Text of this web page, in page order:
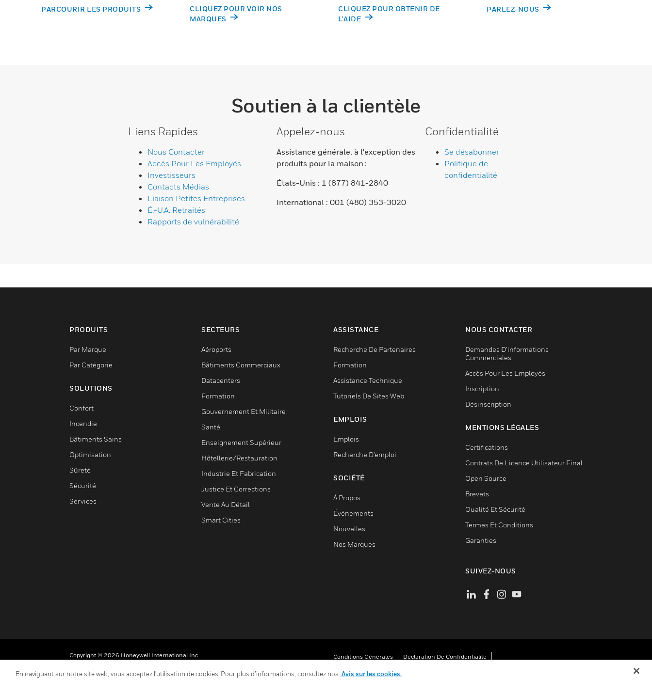
PARCOURIR LES PRODUITS
CLIQUEZ POUR VOIR NOS
MARQUES
CLIQUEZ POUR OBTENIR DE
L'AIDE
PARLEZ-NOUS
Soutien à la clientèle
Liens Rapides
Nous Contacter
Accès Pour Les Employés
Investisseurs
Contacts Médias
Liaison Petites Entreprises
É.-U.A. Retraités
Rapports de vulnérabilité
Appelez-nous
Assistance générale, à l'exception des
produits pour la maison :
États-Unis : 1 (877) 841-2840
International : 001 (480) 353-3020
Confidentialité
Se désabonner
Politique de
confidentialité
PRODUITS
Par Marque
Par Catégorie
SOLUTIONS
Confort
Incendie
Bâtiments Sains
Optimisation
Sûreté
Sécurité
Services
SECTEURS
Aéroports
Bâtiments Commerciaux
Datacenters
Formation
Gouvernement Et Militaire
Santé
Enseignement Supérieur
Hôtellerie/Restauration
Industrie Et Fabrication
Justice Et Corrections
Vente Au Détail
Smart Cities
ASSISTANCE
Recherche De Partenaires
Formation
Assistance Technique
Tutoriels De Sites Web
EMPLOIS
Emplois
Recherche D'emploi
SOCIÉTÉ
À Propos
Événements
Nouvelles
Nos Marques
NOUS CONTACTER
Demandes D’informations
Commerciales
Accès Pour Les Employés
Inscription
Désinscription
MENTIONS LÉGALES
Certifications
Contrats De Licence Utilisateur Final
Open Source
Brevets
Qualité Et Sécurité
Termes Et Conditions
Garanties
SUIVEZ-NOUS
Copyright © 2026 Honeywell International Inc. Conditions Générales
Déclaration De Confidentialité
En naviguant sur notre site web, vous acceptez l'utilisation de cookies. Pour plus d’informations, consultez nos Avis sur les cookies.